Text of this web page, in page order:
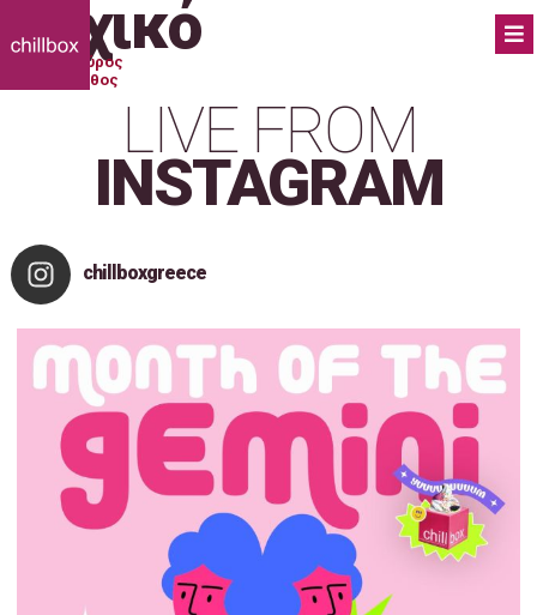
Ψυχικό
Πλοήγηση
Σύρος
Ζάκυνθος
LIVE FROM
INSTAGRAM
chillboxgreece